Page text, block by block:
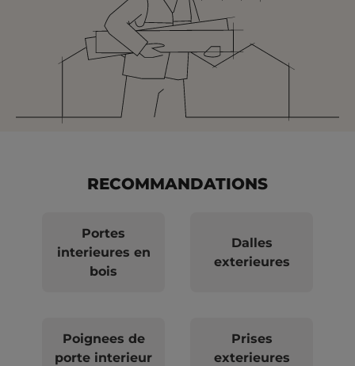
RECOMMANDATIONS
Portes
interieures en
bois
Dalles
exterieures
Poignees de
porte interieur
Prises
exterieures